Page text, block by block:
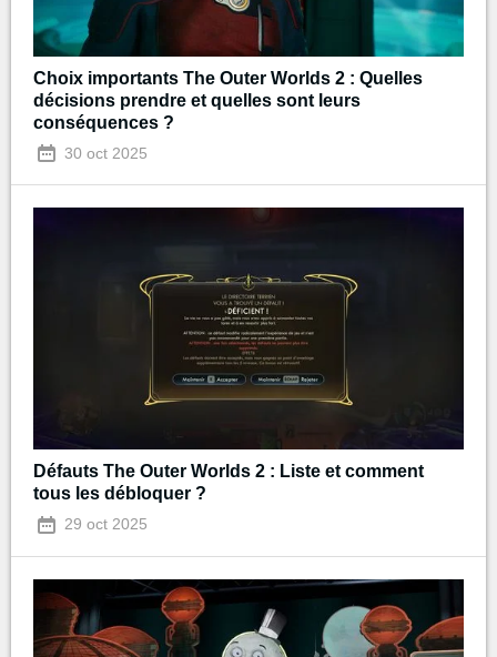
Choix importants The Outer Worlds 2 : Quelles
décisions prendre et quelles sont leurs
conséquences ?
30 oct 2025
Défauts The Outer Worlds 2 : Liste et comment
tous les débloquer ?
29 oct 2025